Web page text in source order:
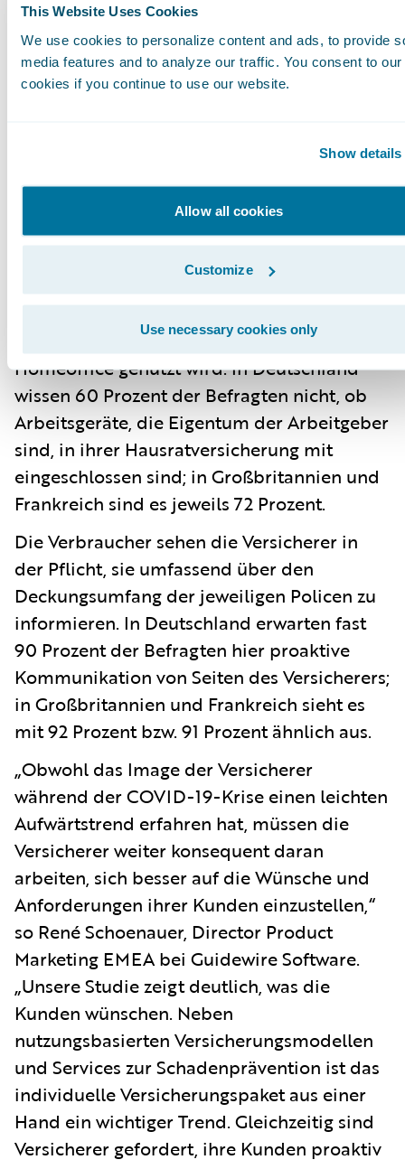
This Website Uses Cookies
We use cookies to personalize content and ads, to provide
media features and to analyze our traffic. You consent to our
cookies if you continue to use our website.
Show details
Allow all cookies
Customize
Use necessary cookies only
offenbar noch großer Informationsbedarf.
Knapp 60 Prozent der deutschen
Versicherungsnehmer wissen nicht, welche
Schäden ihre Hausratversicherung beim
sind sie aber deutlich besser informiert als
Frankreich, die zu 66 Prozent bzw. 67
Prozent nicht über diese Information
Derselbe Informationsmangel herrscht in
Bezug auf Equipment aus dem Büro, das im
Homeoffice genutzt wird: In Deutschland
wissen 60 Prozent der Befragten nicht, ob
Arbeitsgeräte, die Eigentum der Arbeitgeber
sind, in ihrer Hausratversicherung mit
eingeschlossen sind; in Großbritannien und
Frankreich sind es jeweils 72 Prozent.
Die Verbraucher sehen die Versicherer in
der Pflicht, sie umfassend über den
Deckungsumfang der jeweiligen Policen zu
informieren. In Deutschland erwarten fast
90 Prozent der Befragten hier proaktive
Kommunikation von Seiten des Versicherers;
in Großbritannien und Frankreich sieht es
mit 92 Prozent bzw. 91 Prozent ähnlich aus.
„Obwohl das Image der Versicherer
während der COVID-19-Krise einen leichten
Aufwärtstrend erfahren hat, müssen die
Versicherer weiter konsequent daran
arbeiten, sich besser auf die Wünsche und
Anforderungen ihrer Kunden einzustellen,“
so René Schoenauer, Director Product
Marketing EMEA bei Guidewire Software.
„Unsere Studie zeigt deutlich, was die
Kunden wünschen. Neben
nutzungsbasierten Versicherungsmodellen
und Services zur Schadenprävention ist das
individuelle Versicherungspaket aus einer
Hand ein wichtiger Trend. Gleichzeitig sind
Versicherer gefordert, ihre Kunden proaktiv